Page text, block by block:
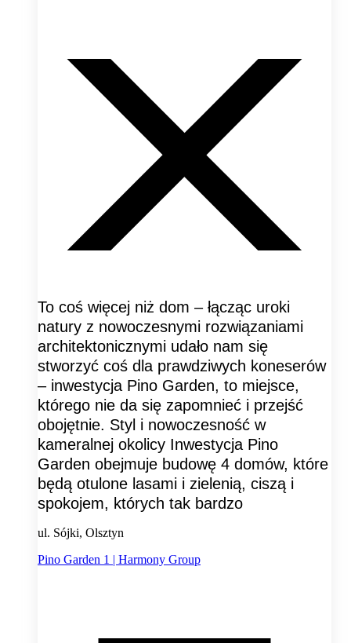
To coś więcej niż dom – łącząc uroki
natury z nowoczesnymi rozwiązaniami
architektonicznymi udało nam się
stworzyć coś dla prawdziwych koneserów
– inwestycja Pino Garden, to miejsce,
którego nie da się zapomnieć i przejść
obojętnie. Styl i nowoczesność w
kameralnej okolicy Inwestycja Pino
Garden obejmuje budowę 4 domów, które
będą otulone lasami i zielenią, ciszą i
spokojem, których tak bardzo
ul. Sójki, Olsztyn
Pino Garden 1 | Harmony Group